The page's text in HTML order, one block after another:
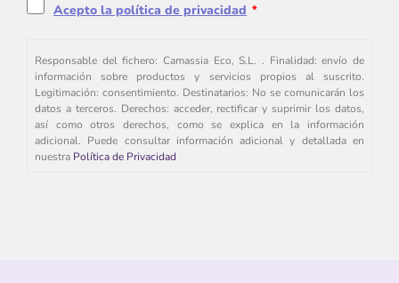
Acepto la política de privacidad *
Responsable del fichero: Camassia Eco, S.L. . Finalidad: envío de
información sobre productos y servicios propios al suscrito.
Legitimación: consentimiento. Destinatarios: No se comunicarán los
datos a terceros. Derechos: acceder, rectificar y suprimir los datos,
así como otros derechos, como se explica en la información
adicional. Puede consultar información adicional y detallada en
nuestra Política de Privacidad